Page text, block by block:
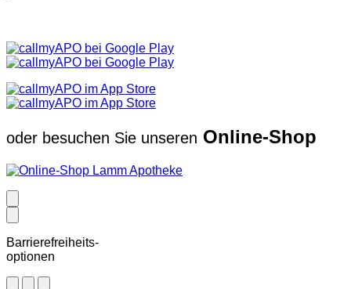
oder besuchen Sie unseren Online-Shop
Barrierefreiheits-
optionen